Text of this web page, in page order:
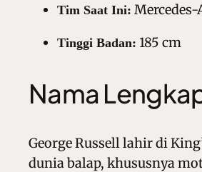
Tim Saat Ini: Mercedes-
Tinggi Badan: 185 cm
Nama
George Russell lahir di
dunia balap, khususnya